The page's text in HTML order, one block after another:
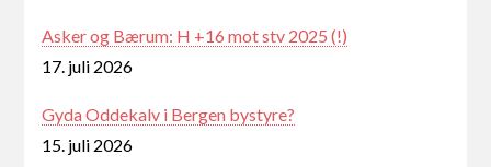
Asker og Bærum: H +16 mot stv 2025 (!)
17. juli 2026
Gyda Oddekalv i Bergen bystyre?
15. juli 2026